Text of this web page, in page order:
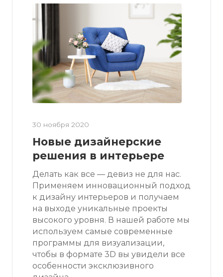
30 ноября 2020
Новые дизайнерские
решения в интерьере
Делать как все — девиз не для нас.
Применяем инновационный подход
к дизайну интерьеров и получаем
на выходе уникальные проекты
высокого уровня. В нашей работе мы
используем самые современные
программы для визуализации,
чтобы в формате 3D вы увидели все
особенности эксклюзивного